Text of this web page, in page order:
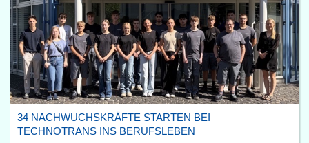
34 NACHWUCHSKRÄFTE STARTEN BEI
TECHNOTRANS INS BERUFSLEBEN